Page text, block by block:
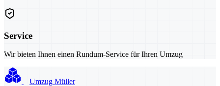
Service
Wir bieten Ihnen einen Rundum-Service für Ihren Umzug
Umzug Müller